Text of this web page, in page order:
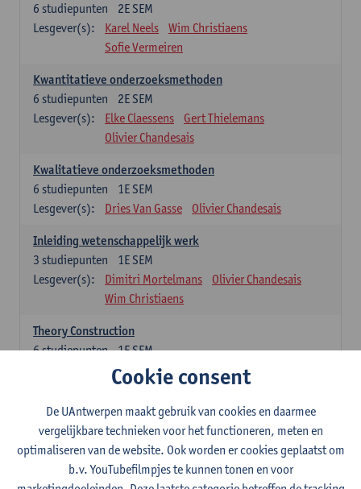
2E SEM
6 studiepunten
Lesgever(s):
Karel Neels
Wim Christiaens
Sofie Vermeiren
Kwantitatieve onderzoeksmethoden
2E SEM
6 studiepunten
Lesgever(s):
Elke Claessens
Gert Thielemans
Olivier Chandesais
Kwalitatieve onderzoeksmethoden
1E SEM
6 studiepunten
Lesgever(s):
Dries Van Gasse Olivier Chandesais
Inleiding wetenschappelijk werk
1E SEM
3 studiepunten
Lesgever(s):
Dimitri Mortelmans
Olivier Chandesais
Wim Christiaens
Theory Construction
1E SEM
6studiepunten
Reda Mahajar
Algemeen vormende opleidingsonderdelen (15
studiepunten)
Sociale ongelijkheid: klasse, gender, etniciteit
1E SEM
3
studiepunten
Cookie consent
De UAntwerpen maakt gebruik van cookies en daarmee
vergelijkbare technieken voor het functioneren, meten en
optimaliseren van de website. Ook worden er cookies geplaatst om
b.v. YouTubefilmpjes te kunnen tonen en voor